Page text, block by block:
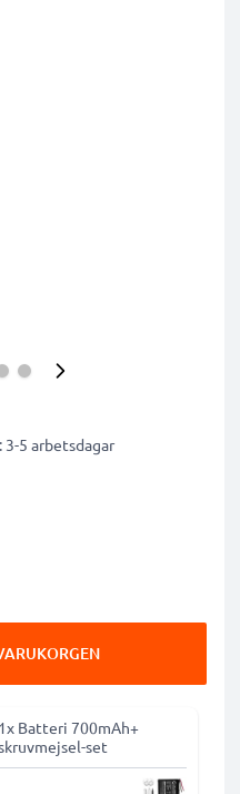
3-5 arbetsdagar
1x Batteri 700mAh+
set